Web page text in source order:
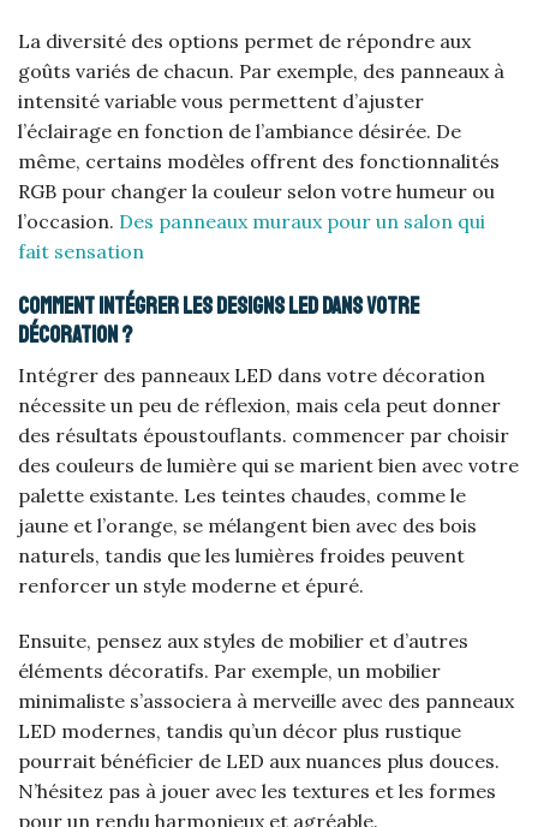
La diversité des options permet de répondre aux
goûts variés de chacun. Par exemple, des panneaux à
intensité variable vous permettent d’ajuster
l’éclairage en fonction de l’ambiance désirée. De
même, certains modèles offrent des fonctionnalités
RGB pour changer la couleur selon votre humeur ou
l’occasion. Des panneaux muraux pour un salon qui
fait sensation
Comment intégrer les designs LED dans votre
décoration ?
Intégrer des panneaux LED dans votre décoration
nécessite un peu de réflexion, mais cela peut donner
des résultats époustouflants. commencer par choisir
des couleurs de lumière qui se marient bien avec votre
palette existante. Les teintes chaudes, comme le
jaune et l’orange, se mélangent bien avec des bois
naturels, tandis que les lumières froides peuvent
renforcer un style moderne et épuré.
Ensuite, pensez aux styles de mobilier et d’autres
éléments décoratifs. Par exemple, un mobilier
minimaliste s’associera à merveille avec des panneaux
LED modernes, tandis qu’un décor plus rustique
pourrait bénéficier de LED aux nuances plus douces.
N’hésitez pas à jouer avec les textures et les formes
pour un rendu harmonieux et agréable.